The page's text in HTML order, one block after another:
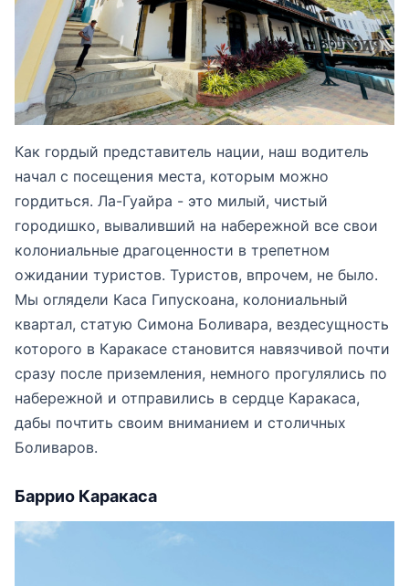
Как гордый представитель нации, наш водитель
начал с посещения места, которым можно
гордиться. Ла-Гуайра - это милый, чистый
городишко, вываливший на набережной все свои
колониальные драгоценности в трепетном
ожидании туристов. Туристов, впрочем, не было.
Мы оглядели Каса Гипускоана, колониальный
квартал, статую Симона Боливара, вездесущность
которого в Каракасе становится навязчивой почти
сразу после приземления, немного прогулялись по
набережной и отправились в сердце Каракаса,
дабы почтить своим вниманием и столичных
Боливаров.
Баррио Каракаса